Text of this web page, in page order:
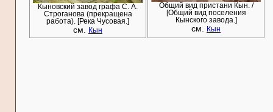
Кыновский завод графа С. А.
Строганова (прекращена
работа). [Река Чусовая.]
см. Кын
Общий вид пристани Кын. /
[Общий вид поселения
Кынского завода.]
см. Кын